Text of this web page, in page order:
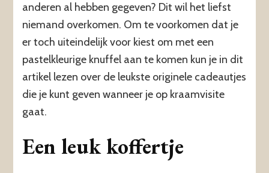
anderen al hebben gegeven? Dit wil het liefst
niemand overkomen. Om te voorkomen dat je
er toch uiteindelijk voor kiest om met een
pastelkleurige knuffel aan te komen kun je in dit
artikel lezen over de leukste originele cadeautjes
die je kunt geven wanneer je op kraamvisite
gaat.
Een leuk koffertje